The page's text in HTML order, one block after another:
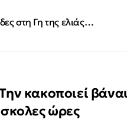
στη Γη της ελιάς…
κακοποιεί
ώρες